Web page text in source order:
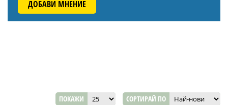
ДОБАВИ МНЕНИЕ
ПОКАЖИ СОРТИРАЙ ПО